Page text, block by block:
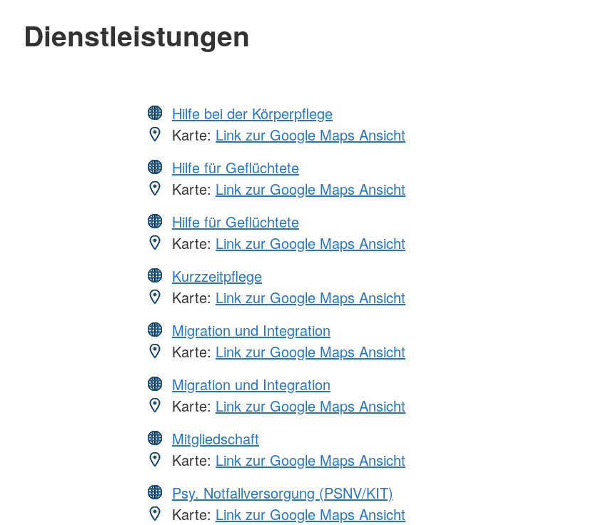
Dienstleistungen
Hilfe bei der Körperpflege
Karte: Link zur Google Maps Ansicht
Hilfe für Geflüchtete
Karte: Link zur Google Maps Ansicht
Hilfe für Geflüchtete
Karte: Link zur Google Maps Ansicht
Kurzzeitpflege
Karte: Link zur Google Maps Ansicht
Migration und Integration
Karte: Link zur Google Maps Ansicht
Migration und Integration
Karte: Link zur Google Maps Ansicht
Mitgliedschaft
Karte: Link zur Google Maps Ansicht
Psy. Notfallversorgung (PSNV/KIT)
Karte: Link zur Google Maps Ansicht